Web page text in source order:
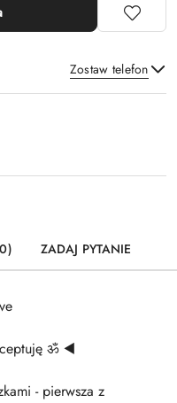
Zostaw telefon
ZADAJ PYTANIE
ॐ ◀
- pierwsza z